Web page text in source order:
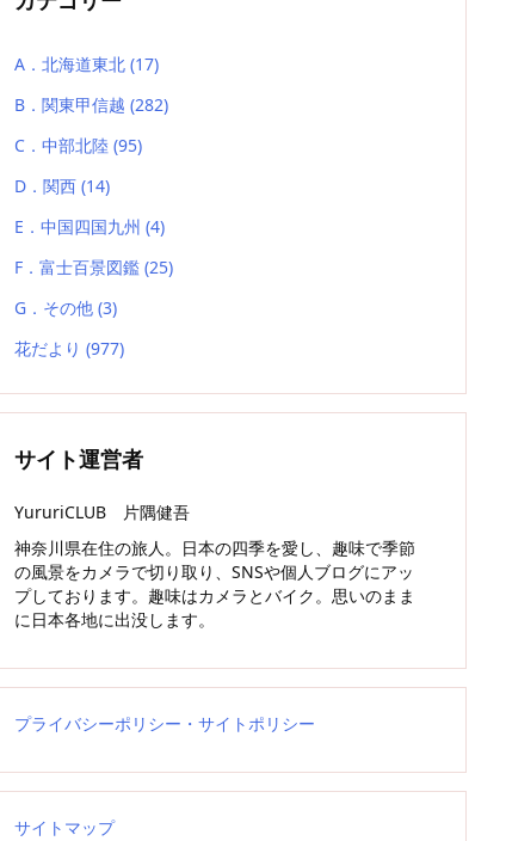
A．北海道東北 (17)
B．関東甲信越 (282)
C．中部北陸 (95)
D．関西 (14)
E．中国四国九州 (4)
F．富士百景図鑑 (25)
G．その他 (3)
花だより (977)
サイト運営者
YururiCLUB 片隅健吾
神奈川県在住の旅人。日本の四季を愛し、趣味で季節
の風景をカメラで切り取り、SNSや個人ブログにアッ
プしております。趣味はカメラとバイク。思いのまま
に日本各地に出没します。
プライバシーポリシー・サイトポリシー
サイトマップ